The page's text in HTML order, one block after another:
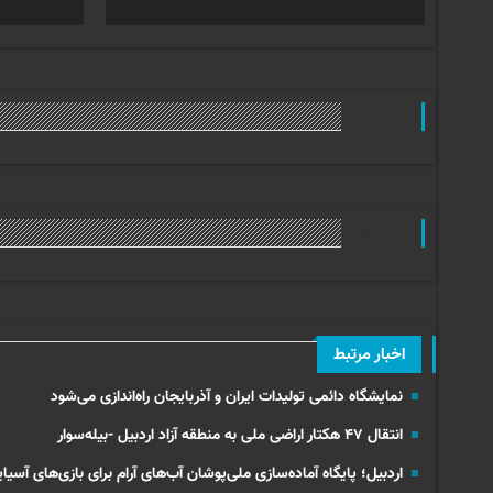
اخبار مرتبط
نمایشگاه دائمی تولیدات ایران و آذربایجان راه‌اندازی می‌شود
انتقال ۴۷ هکتار اراضی ملی به منطقه آزاد اردبیل -بیله‌سوار
اردبیل؛ پایگاه آماده‌سازی ملی‌پوشان آب‌های آرام برای بازی‌های آسیایی